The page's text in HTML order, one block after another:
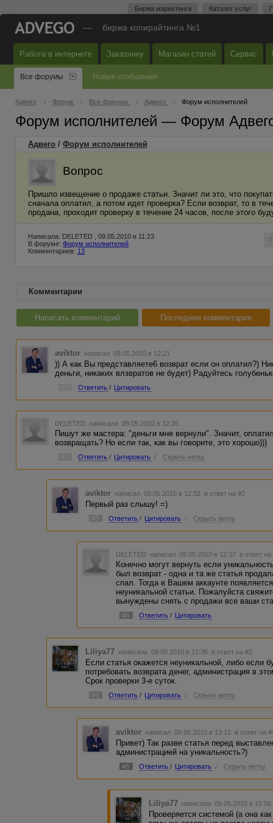
Биржа маркетинга Каталог услуг
— биржа копирайтинга №1
Работа в интернете Заказчику Магазин статей Сервис
Все форумы Новые сообщения
Адвего Форум Все форумы Адвего Форум исполнителей
Форум исполнителей — Форум
Адвего / Форум исполнителей
Вопрос
Пришло извещение о продаже статьи. Значит ли это, что
сначала оплатил, а потом идет проверка? Если возврат, то в
продана, проходит проверку в течение 24 часов, после этого
Написала: DELETED , 09.05.2010 в 11:23
В форуме: Форум исполнителей
Комментариев: 13
Комментарии
Написать комментарий Последние комментарии
aviktor написал 09.05.2010 в 12:21
)) А как Вы представляете6 возврат если он оплатил?)
деньги, никаких влзвратов не будет) Радуйтесь
Ответить / Цитировать
DELETED написала 09.05.2010 в 12:26
Пишут же мастера: "деньги мне вернули". Значит,
возвращать? Но если так, как вы говорите, это хорошо)))
Ответить / Цитировать / Скрыть ветку
aviktor написал 09.05.2010 в 12:32 в ответ на #2
Первый раз слышу! =)
Ответить / Цитировать / Скрыть ветку
DELETED написал 09.05.2010 в 12:37 в ответ на
Конечно могут вернуть если
был возврат - одна и та же статья
спал. Тогда в Вашем аккаунте
неуникальной статьи. Пожалуйста
вынуждены снять с продажи все ваши
#6 Ответить / Цитировать
Liliya77 написала 09.05.2010 в 12:35 в ответ на #2
Если статья окажется неуникальной, либо если
потребовать возврата денег, администрация в
Срок проверки 3-е суток.
#4 Ответить / Цитировать / Скрыть ветку
aviktor написал 09.05.2010 в 13:12 в ответ на
Привет) Так разве статья перед
администрацией на уникальность?)
#8 Ответить / Цитировать / Скрыть ветку
Liliya77 написала 09.05.2010 в
Проверяется системой (а она